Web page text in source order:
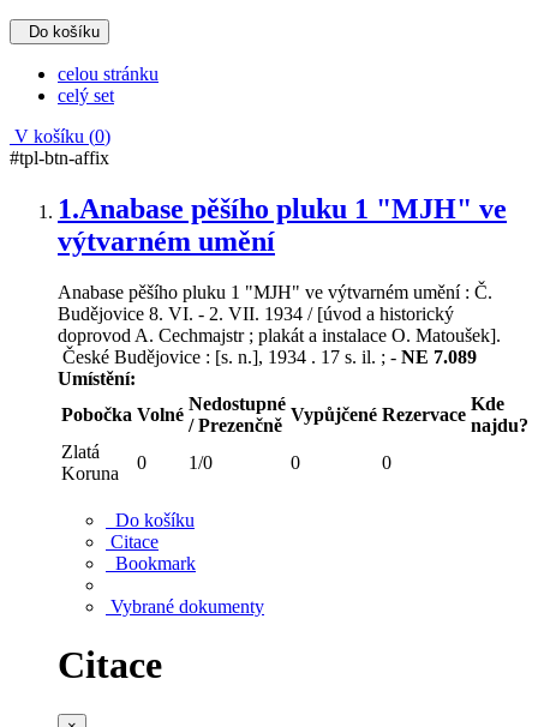
Do košíku
celou stránku
celý set
V košíku (0)
#tpl-btn-affix
1.Anabase pěšího pluku 1 "MJH" ve
výtvarném umění
Anabase pěšího pluku 1 "MJH" ve výtvarném umění : Č.
Budějovice 8. VI. - 2. VII. 1934 / [úvod a historický
doprovod A. Cechmajstr ; plakát a instalace O. Matoušek].
České Budějovice : [s. n.], 1934 . 17 s. il. ; - NE 7.089
Umístění:
Pobočka Volné
Nedostupné
/ Prezenčně
Vypůjčené Rezervace
Kde
najdu?
Zlatá
Koruna
0 1/0 0 0
Do košíku
Citace
Bookmark
Vybrané dokumenty
Citace